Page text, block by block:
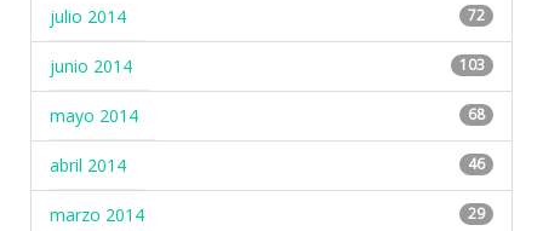
julio 2014 72
junio 2014 103
mayo 2014 68
abril 2014 46
marzo 2014 29